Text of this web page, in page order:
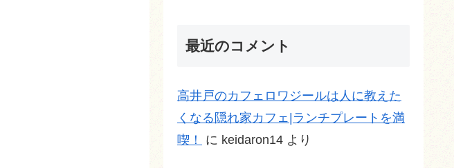
最近のコメント
高井戸のカフェロワジールは人に教えた
くなる隠れ家カフェ|ランチプレートを満
喫！
に keidaron14 より